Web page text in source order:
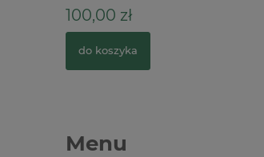
100,00 zł
do koszyka
Menu